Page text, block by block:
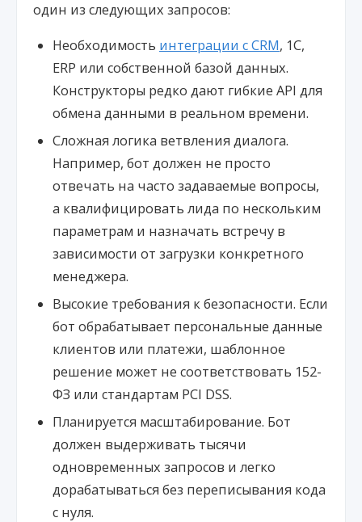
один из следующих запросов:
Необходимость интеграции с CRM, 1С,
ERP или собственной базой данных.
Конструкторы редко дают гибкие API для
обмена данными в реальном времени.
Сложная логика ветвления диалога.
Например, бот должен не просто
отвечать на часто задаваемые вопросы,
а квалифицировать лида по нескольким
параметрам и назначать встречу в
зависимости от загрузки конкретного
менеджера.
Высокие требования к безопасности. Если
бот обрабатывает персональные данные
клиентов или платежи, шаблонное
решение может не соответствовать 152-
ФЗ или стандартам PCI DSS.
Планируется масштабирование. Бот
должен выдерживать тысячи
одновременных запросов и легко
дорабатываться без переписывания кода
с нуля.